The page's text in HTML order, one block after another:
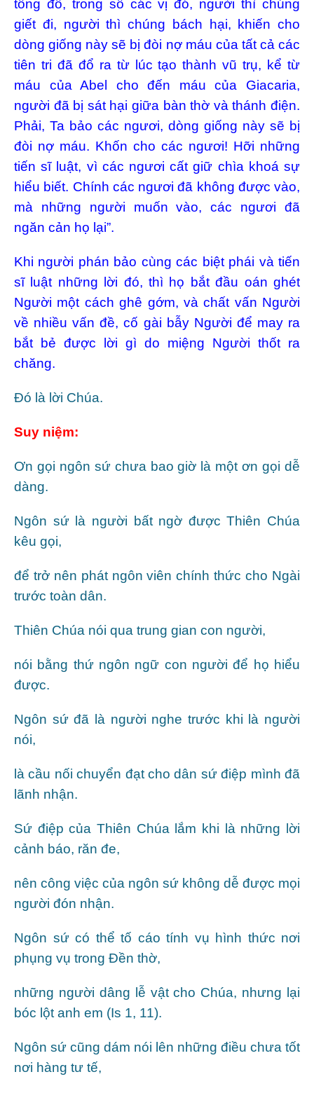
tông đồ, trong số các vị đó, người thì chúng
giết đi, người thì chúng bách hại, khiến cho
dòng giống này sẽ bị đòi nợ máu của tất cả các
tiên tri đã đổ ra từ lúc tạo thành vũ trụ, kể từ
máu của Abel cho đến máu của Giacaria,
người đã bị sát hại giữa bàn thờ và thánh điện.
Phải, Ta bảo các ngươi, dòng giống này sẽ bị
đòi nợ máu. Khốn cho các ngươi! Hỡi những
tiến sĩ luật, vì các ngươi cất giữ chìa khoá sự
hiểu biết. Chính các ngươi đã không được vào,
mà những người muốn vào, các ngươi đã
ngăn cản họ lại”.
Khi người phán bảo cùng các biệt phái và tiến
sĩ luật những lời đó, thì họ bắt đầu oán ghét
Người một cách ghê gớm, và chất vấn Người
về nhiều vấn đề, cố gài bẫy Người để may ra
bắt bẻ được lời gì do miệng Người thốt ra
chăng.
Ðó là lời Chúa.
Suy niệm:
Ơn gọi ngôn sứ chưa bao giờ là một ơn gọi dễ
dàng.
Ngôn sứ là người bất ngờ được Thiên Chúa
kêu gọi,
để trở nên phát ngôn viên chính thức cho Ngài
trước toàn dân.
Thiên Chúa nói qua trung gian con người,
nói bằng thứ ngôn ngữ con người để họ hiểu
được.
Ngôn sứ đã là người nghe trước khi là người
nói,
là cầu nối chuyển đạt cho dân sứ điệp mình đã
lãnh nhận.
Sứ điệp của Thiên Chúa lắm khi là những lời
cảnh báo, răn đe,
nên công việc của ngôn sứ không dễ được mọi
người đón nhận.
Ngôn sứ có thể tố cáo tính vụ hình thức nơi
phụng vụ trong Đền thờ,
những người dâng lễ vật cho Chúa, nhưng lại
bóc lột anh em (Is 1, 11).
Ngôn sứ cũng dám nói lên những điều chưa tốt
nơi hàng tư tế,